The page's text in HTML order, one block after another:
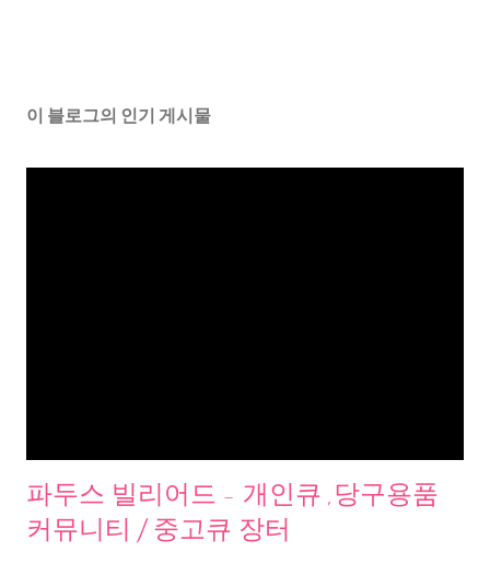
이 블로그의 인기 게시물
파두스 빌리어드 - 개인큐 ,당구용품
커뮤니티 / 중고큐 장터